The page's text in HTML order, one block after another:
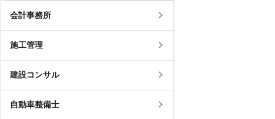
会計事務所
施工管理
建設コンサル
自動車整備士